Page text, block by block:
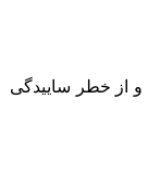
و از خطر ساییدگی